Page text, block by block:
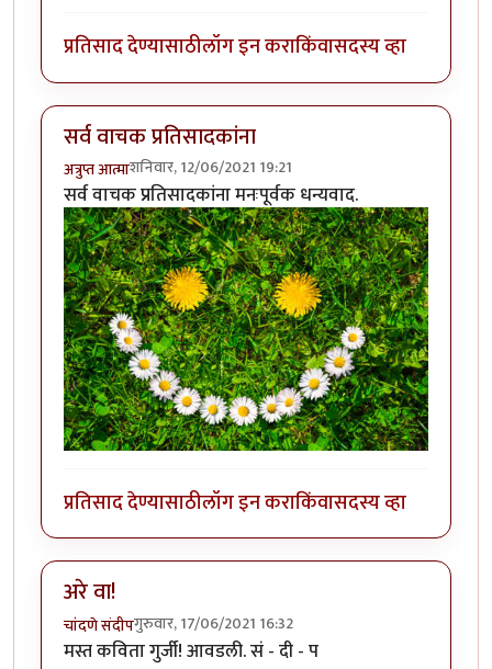
प्रतिसाद देण्यासाठीलॉग इन कराकिंवासदस्य व्हा
सर्व वाचक प्रतिसादकांना
अत्रुप्त आत्माशनिवार, 12/06/2021 19:21
सर्व वाचक प्रतिसादकांना मनःपूर्वक धन्यवाद.
प्रतिसाद देण्यासाठीलॉग इन कराकिंवासदस्य व्हा
अरे वा!
चांदणे संदीपगुरुवार, 17/06/2021 16:32
मस्त कविता गुर्जी! आवडली. सं - दी - प